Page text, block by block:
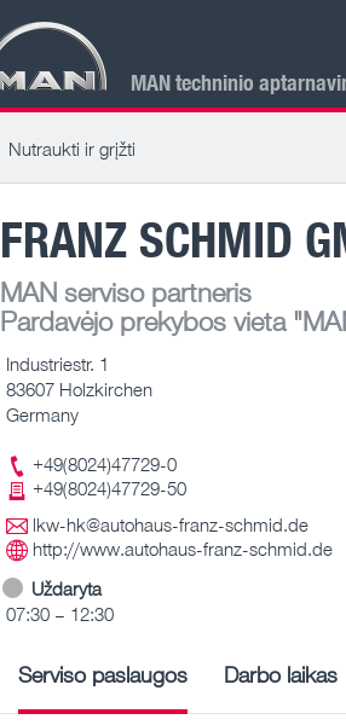
MAN techninio
Nutraukti ir grįžti
FRANZ SCHMID
MAN serviso partneris
Pardavėjo prekybos vieta
Industriestr. 1
83607 Holzkirchen
Germany
+49(8024)47729-0
+49(8024)47729-50
lkw-hk@autohaus-franz-schmid.de
http://www.autohaus-franz-schmid.de
Uždaryta
07:30 – 12:30
Serviso paslaugos Darbo laikas